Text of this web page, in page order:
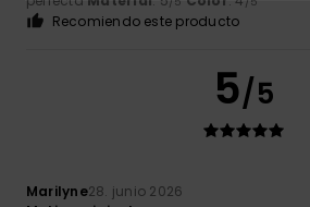
Recomiendo este producto
5/5
Marilyne28. junio 2026